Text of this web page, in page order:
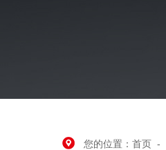
您的位置：首页 -